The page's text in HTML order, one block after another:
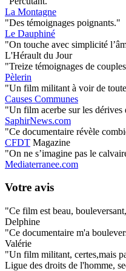
La Montagne
"Des témoignages poignants."
Le Dauphiné
"On touche avec simplicité
L'Hérault du Jour
"Treize témoignages de
Pèlerin
"Un film militant à voir de
Causes Communes
"Un film acerbe sur les
SaphirNews.com
"Ce documentaire révèle
CFDT Magazine
"On ne s’imagine pas le
Mediaterranee.com
Votre avis
"Ce film est beau,
Delphine
"Ce documentaire m'a
Valérie
"Un film militant, certes,mais
Ligue des droits de l'homme,